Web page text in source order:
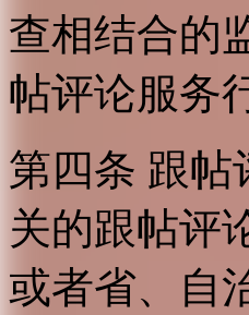
查相结合的
帖评论服务
第四条 跟帖
关的跟帖评
或者省、自